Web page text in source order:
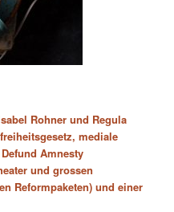
Rohner und Regula
mediale
Amnesty
und grossen
Reformpaketen) und einer